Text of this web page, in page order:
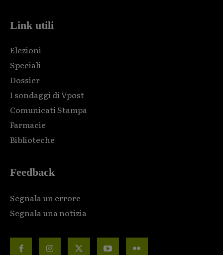
Link utili
Elezioni
Speciali
Dossier
I sondaggi di Vpost
Comunicati Stampa
Farmacie
Biblioteche
Feedback
Segnala un errore
Segnala una notizia